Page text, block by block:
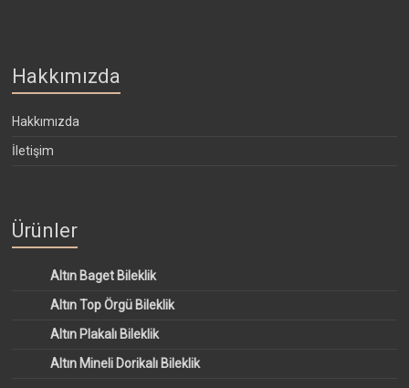
Hakkımızda
Hakkımızda
İletişim
Ürünler
Altın Baget Bileklik
Altın Top Örgü Bileklik
Altın Plakalı Bileklik
Altın Mineli Dorikalı Bileklik